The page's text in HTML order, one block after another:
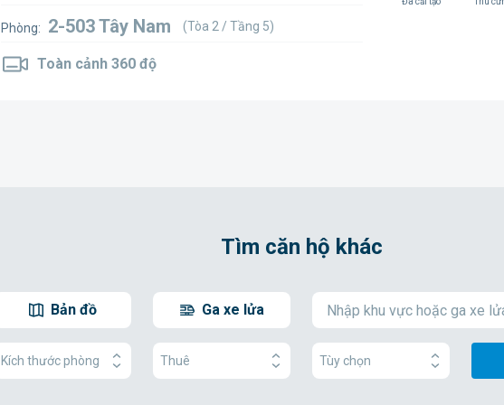
Phòng: 2-503 Tây Nam (Tòa 2 / Tầng 5)
Toàn cảnh 360 độ
Tìm căn hộ khác
Bản đồ Ga xe lửa
Kích thước phòng Thuê Tùy chọn